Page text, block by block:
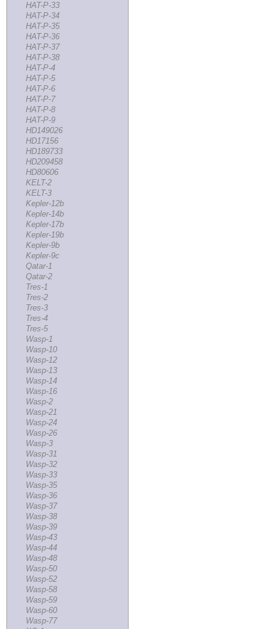
HAT-P-33
HAT-P-34
HAT-P-35
HAT-P-36
HAT-P-37
HAT-P-38
HAT-P-4
HAT-P-5
HAT-P-6
HAT-P-7
HAT-P-8
HAT-P-9
HD149026
HD17156
HD189733
HD209458
HD80606
KELT-2
KELT-3
Kepler-12b
Kepler-14b
Kepler-17b
Kepler-19b
Kepler-9b
Kepler-9c
Qatar-1
Qatar-2
Tres-1
Tres-2
Tres-3
Tres-4
Tres-5
Wasp-1
Wasp-10
Wasp-12
Wasp-13
Wasp-14
Wasp-16
Wasp-2
Wasp-21
Wasp-24
Wasp-26
Wasp-3
Wasp-31
Wasp-32
Wasp-33
Wasp-35
Wasp-36
Wasp-37
Wasp-38
Wasp-39
Wasp-43
Wasp-44
Wasp-48
Wasp-50
Wasp-52
Wasp-58
Wasp-59
Wasp-60
Wasp-77